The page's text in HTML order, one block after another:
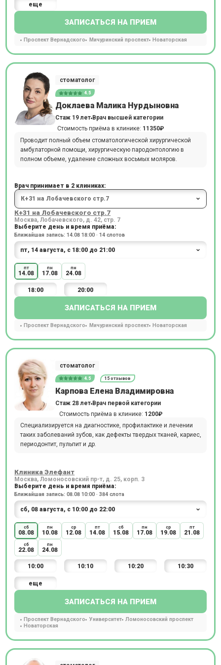
еще
ЗАПИСАТЬСЯ НА ПРИЕМ
Проспект Вернадского Мичуринский проспект Новаторская
стоматолог
4.5
Доклаева Малика Нурдыновна
Стаж 19 лет Врач высшей категории
Стоимость приёма в клинике: 11350₽
Проводит полный объем стоматологической хирургической
амбулаторной помощи, хирургическую пародонтологию в
полном объеме, удаление сложных восьмых моляров.
Врач принимает в 2 клиниках:
К+31 на Лобачевского стр.7
Москва, Лобачевского, д. 42, стр. 7
Выберите день и время приёма:
Ближайшая запись: 14.08 18:00 · 14 слотов
пт
14.08
пн
17.08
пн
24.08
18:00 20:00
ЗАПИСАТЬСЯ НА ПРИЕМ
Проспект Вернадского Мичуринский проспект Новаторская
стоматолог
4.5 15 отзывов
Карпова Елена Владимировна
Стаж 28 лет Врач первой категории
Стоимость приёма в клинике: 1200₽
Специализируется на диагностике, профилактике и лечении
таких заболеваний зубов, как дефекты твердых тканей, кариес,
периодонтит, пульпит и др.
Клиника Элефант
Москва, Ломоносовский пр-т, д. 25, корп. 3
Выберите день и время приёма:
Ближайшая запись: 08.08 10:00 · 384 слота
сб
08.08
пн
10.08
ср
12.08
пт
14.08
сб
15.08
пн
17.08
ср
19.08
пт
21.08
сб
22.08
пн
24.08
10:00 10:10 10:20 10:30
еще
ЗАПИСАТЬСЯ НА ПРИЕМ
Проспект Вернадского Университет Ломоносовский проспект
Новаторская